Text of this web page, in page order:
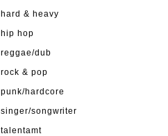
hard & heavy
hip hop
reggae/dub
rock & pop
punk/hardcore
singer/songwriter
talentamt